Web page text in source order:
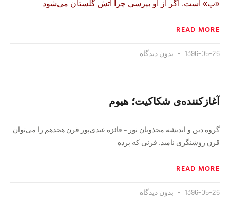
«ب» است. اگر از او بپرسی چرا آتش گلستان می‌شود
READ MORE
1396-05-26 بدون دیدگاه
آغازكننده‌ی شكاكيت؛ هيوم
گروه دین و اندیشه مجذوبان نور – فائزه عبدی‌پور قرن هجدهم را می‌توان
قرن روشنگری ناميد. قرنی كه پرده
READ MORE
1396-05-26 بدون دیدگاه